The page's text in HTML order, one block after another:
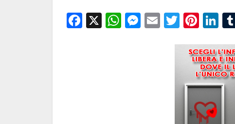
Facebook
X WhatsApp
Messenger
EmailTwitter